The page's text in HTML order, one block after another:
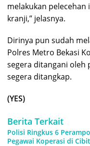
melakukan
kranji,” jelasnya.
Dirinya pun sudah
Polres Metro Bekasi
segera ditangani oleh
segera ditangkap.
(YES)
Berita Terkait
Polisi Ringkus 6
Pegawai Koperasi di